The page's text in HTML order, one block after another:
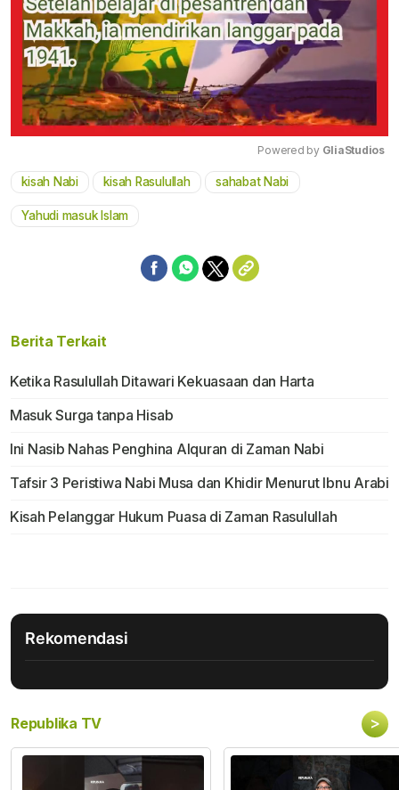
Powered by GliaStudios
kisah Nabi kisah Rasulullah sahabat Nabi
Yahudi masuk Islam
Berita Terkait
Ketika Rasulullah Ditawari Kekuasaan dan Harta
Masuk Surga tanpa Hisab
Ini Nasib Nahas Penghina Alquran di Zaman Nabi
Tafsir 3 Peristiwa Nabi Musa dan Khidir Menurut Ibnu Arabi
Kisah Pelanggar Hukum Puasa di Zaman Rasulullah
Rekomendasi
Republika TV >